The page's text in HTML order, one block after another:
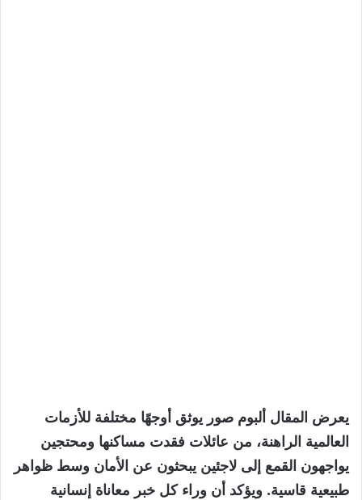
يعرض المقال ألبوم صور يوثق أوجهًا مختلفة للأزمات
العالمية الراهنة، من عائلات فقدت مساكنها ومحتجين
يواجهون القمع إلى لاجئين يبحثون عن الأمان وسط ظواهر
طبيعية قاسية. ويؤكد أن وراء كل خبر معاناة إنسانية